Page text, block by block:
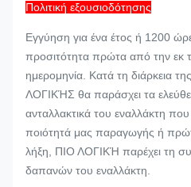
Πολιτική εξουσιοδότησης
Εγγύηση για ένα έτος ή 1200
προσιτότητα πρώτα από την εκ
ημερομηνία. Κατά τη διάρκεια
ΛΟΓΙΚΉΣ θα παράσχει τα
ανταλλακτικά του εναλλάκτη
ποιότητά μας παραγωγής ή
λήξη, ΠΙΟ ΛΟΓΙΚΉ παρέχει τη
δαπανών του εναλλάκτη.